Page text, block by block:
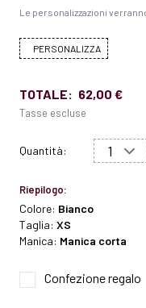
Le personalizzazioni
PERSONALIZZA
TOTALE: 62,00 €
Tasse escluse
Quantità:
Riepilogo:
Colore: Bianco
Taglia: XS
Manica: Manica corta
Confezione regalo